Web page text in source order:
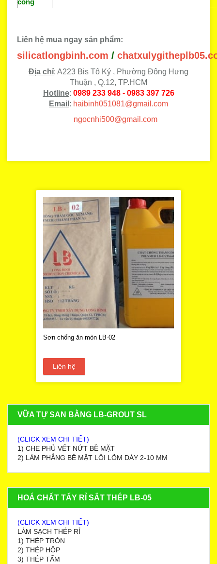
công
Liên hệ mua ngay sản phẩm:
silicatlongbinh.com /
Địa chỉ: A223 Bis Tô Ký , Phường Đông Hưng
Thuận , Q.12, TP.HCM
Hotline: 0989 233 948 - 0983 397 726
Email : haibinh051081@gmail.com
ngocnhi500@gmail.com
Sơn chống ăn mòn LB-02
Liên hệ
VỮA TỰ SAN BẰNG LB-GROUT SL
(CLICK XEM CHI TIẾT)
1) CHE PHỦ VẾT NỨT BỀ MẶT
2) LÀM PHẲNG BỀ MẶT LỒI LÕM DÀY 2-10 MM
HOÁ CHẤT TẨY RỈ SẮT THÉP LB-05
(CLICK XEM CHI TIẾT)
LÀM SẠCH THÉP RỈ
1) THÉP TRÒN
2) THÉP HỘP
3) THÉP TẤM